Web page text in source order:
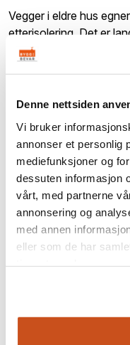
Denne nettsiden
Vi bruker
annonser et personlig
mediefunksjoner og
dessuten informasjon
vårt, med partnerne
annonsering og
med annen
eller som de har
Vegger i eldre hus
etterisolering. Det er
trehus enn i murgårder.
Tre er et organisk
gunstige. for eldre
år under "naturlige"
store råteskader
konstruksjonen blir
isolering og tetting.
Ved etterisolering av
behov for spesielle
overgangen mellom
hjørnemarkeringer,
forholdet mellom